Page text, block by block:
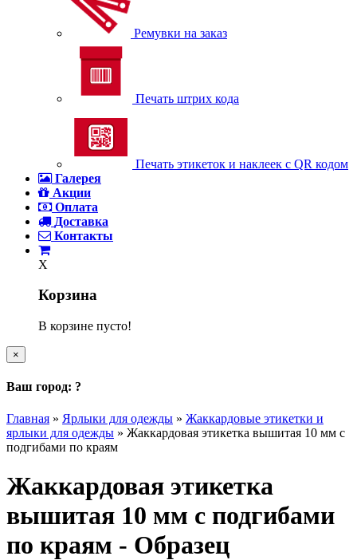
Ремувки на заказ
Печать штрих кода
Печать этикеток и наклеек с QR кодом
Галерея
Акции
Оплата
Доставка
Контакты
X
Корзина
В корзине пусто!
×
Ваш город: ?
Главная » Ярлыки для одежды » Жаккардовые этикетки и
ярлыки для одежды » Жаккардовая этикетка вышитая 10 мм с
подгибами по краям
Жаккардовая этикетка
вышитая 10 мм с подгибами
по краям - Образец